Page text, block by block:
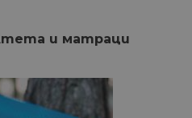
и матраци